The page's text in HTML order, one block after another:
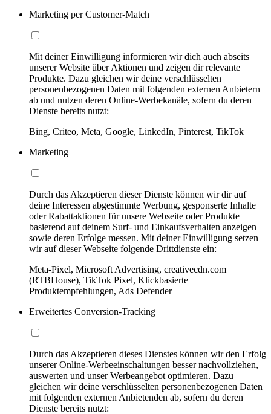
Marketing per Customer-Match
Mit deiner Einwilligung informieren wir dich auch abseits
unserer Website über Aktionen und zeigen dir relevante
Produkte. Dazu gleichen wir deine verschlüsselten
personenbezogenen Daten mit folgenden externen Anbietern
ab und nutzen deren Online-Werbekanäle, sofern du deren
Dienste bereits nutzt:
Bing, Criteo, Meta, Google, LinkedIn, Pinterest, TikTok
Marketing
Durch das Akzeptieren dieser Dienste können wir dir auf
deine Interessen abgestimmte Werbung, gesponserte Inhalte
oder Rabattaktionen für unsere Webseite oder Produkte
basierend auf deinem Surf- und Einkaufsverhalten anzeigen
sowie deren Erfolge messen. Mit deiner Einwilligung setzen
wir auf dieser Webseite folgende Drittdienste ein:
Meta-Pixel, Microsoft Advertising, creativecdn.com
(RTBHouse), TikTok Pixel, Klickbasierte
Produktempfehlungen, Ads Defender
Erweitertes Conversion-Tracking
Durch das Akzeptieren dieses Dienstes können wir den Erfolg
unserer Online-Werbeeinschaltungen besser nachvollziehen,
auswerten und unser Werbeangebot optimieren. Dazu
gleichen wir deine verschlüsselten personenbezogenen Daten
mit folgenden externen Anbietenden ab, sofern du deren
Dienste bereits nutzt: